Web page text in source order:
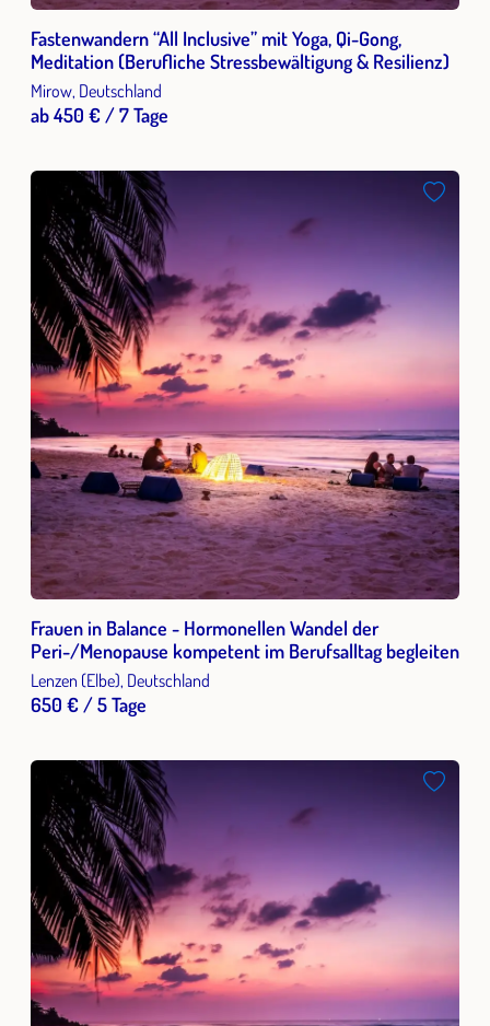
Fastenwandern “All Inclusive” mit Yoga, Qi-Gong,
Meditation (Berufliche Stressbewältigung & Resilienz)
Mirow, Deutschland
ab 450 € / 7 Tage
Frauen in Balance - Hormonellen Wandel der
Peri-/Menopause kompetent im Berufsalltag begleiten
Lenzen (Elbe), Deutschland
650 € / 5 Tage